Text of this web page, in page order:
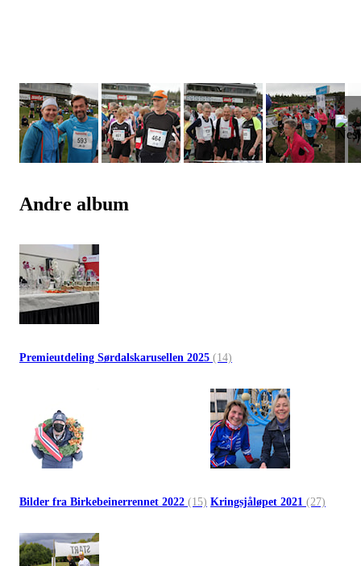
Andre album
Premieutdeling Sørdalskarusellen 2025 (14)
Bilder fra Birkebeinerrennet 2022 (15) Kringsjåløpet 2021 (27)